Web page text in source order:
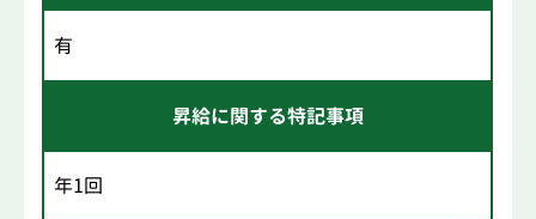
有
昇給に関する特記事項
年1回